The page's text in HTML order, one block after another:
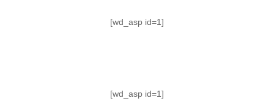
[wd_asp id=1]
[wd_asp id=1]